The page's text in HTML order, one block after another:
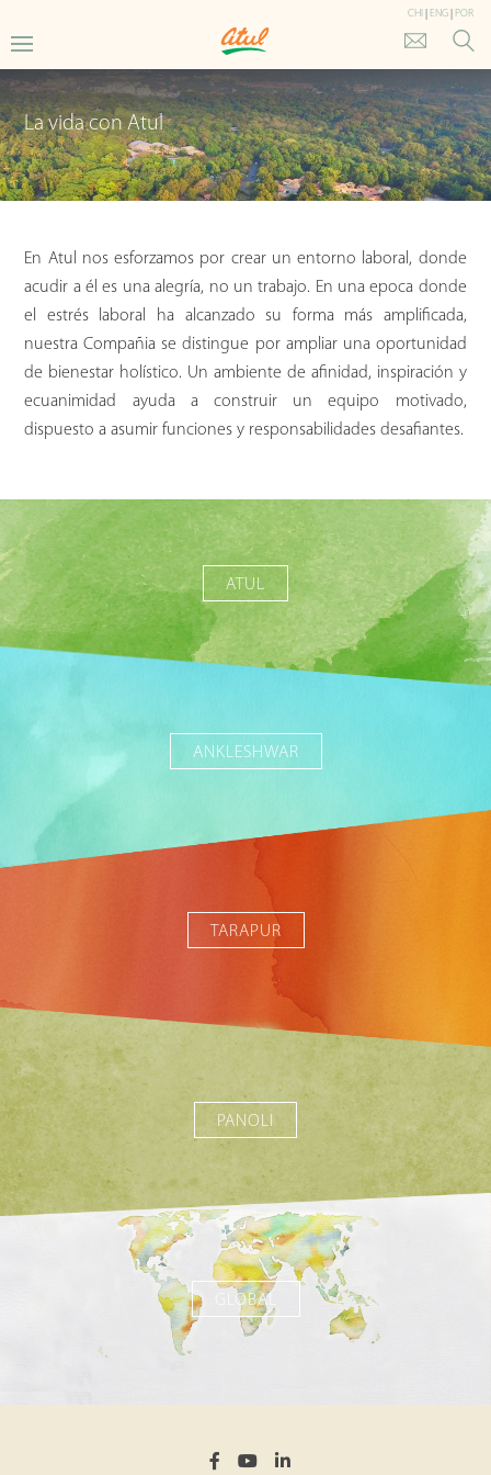
CHI ENG POR
La vida con Atul
En Atul nos esforzamos por crear un entorno laboral, donde
acudir a él es una alegría, no un trabajo. En una epoca donde
el estrés laboral ha alcanzado su forma más amplificada,
nuestra Compañia se distingue por ampliar una oportunidad
de bienestar holístico. Un ambiente de afinidad, inspiración y
ecuanimidad ayuda a construir un equipo motivado,
dispuesto a asumir funciones y responsabilidades desafiantes.
ATUL
ANKLESHWAR
TARAPUR
PANOLI
GLOBAL